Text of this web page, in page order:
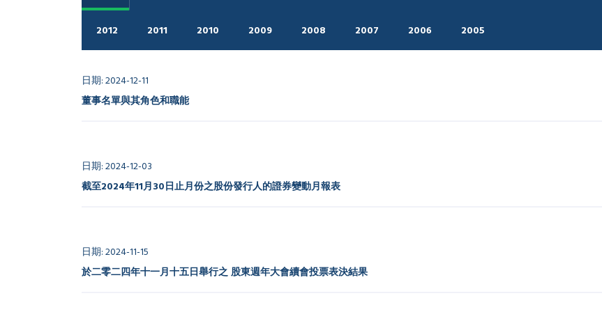
2012 2011 2010 2009 2008 2007 2006 2005
日期: 2024-12-11
董事名單與其角色和職能
日期: 2024-12-03
截至2024年11月30日止月份之股份發行人的證券變動月報表
日期: 2024-11-15
於二零二四年十一月十五日舉行之 股東週年大會續會投票表決結果